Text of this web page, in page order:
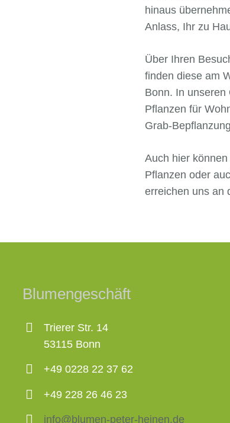
hinaus
Anlass, Ihr zu
Über Ihren
finden diese am
Bonn. In unseren
Pflanzen für
Grab-
Auch hier
Pflanzen oder
erreichen uns an
Blumengeschäft
Trierer Str. 14
53115 Bonn
+49 0228 22 37 62
+49 228 26 46 23
info@blumen-peter-heinen.de